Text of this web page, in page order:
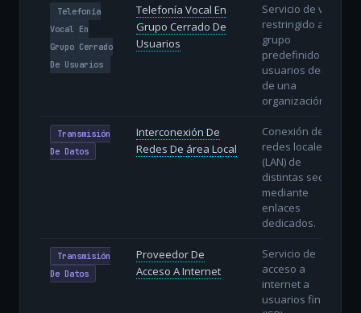
Telefonía
Vocal En
Grupo Cerrado
De Usuarios
Telefonía Vocal En
Grupo Cerrado De
Usuarios
Servicio de voz
restringido a un
grupo
predefinido de
usuarios dentro
de una
organización.
Transmisión
De Datos
Interconexión De
Redes De área Local
Conexión de
redes locales
(LAN) de
distintas sedes
mediante
enlaces
dedicados.
Transmisión
De Datos
Proveedor De
Acceso A Internet
Servicio de
acceso a
internet a
usuarios finales